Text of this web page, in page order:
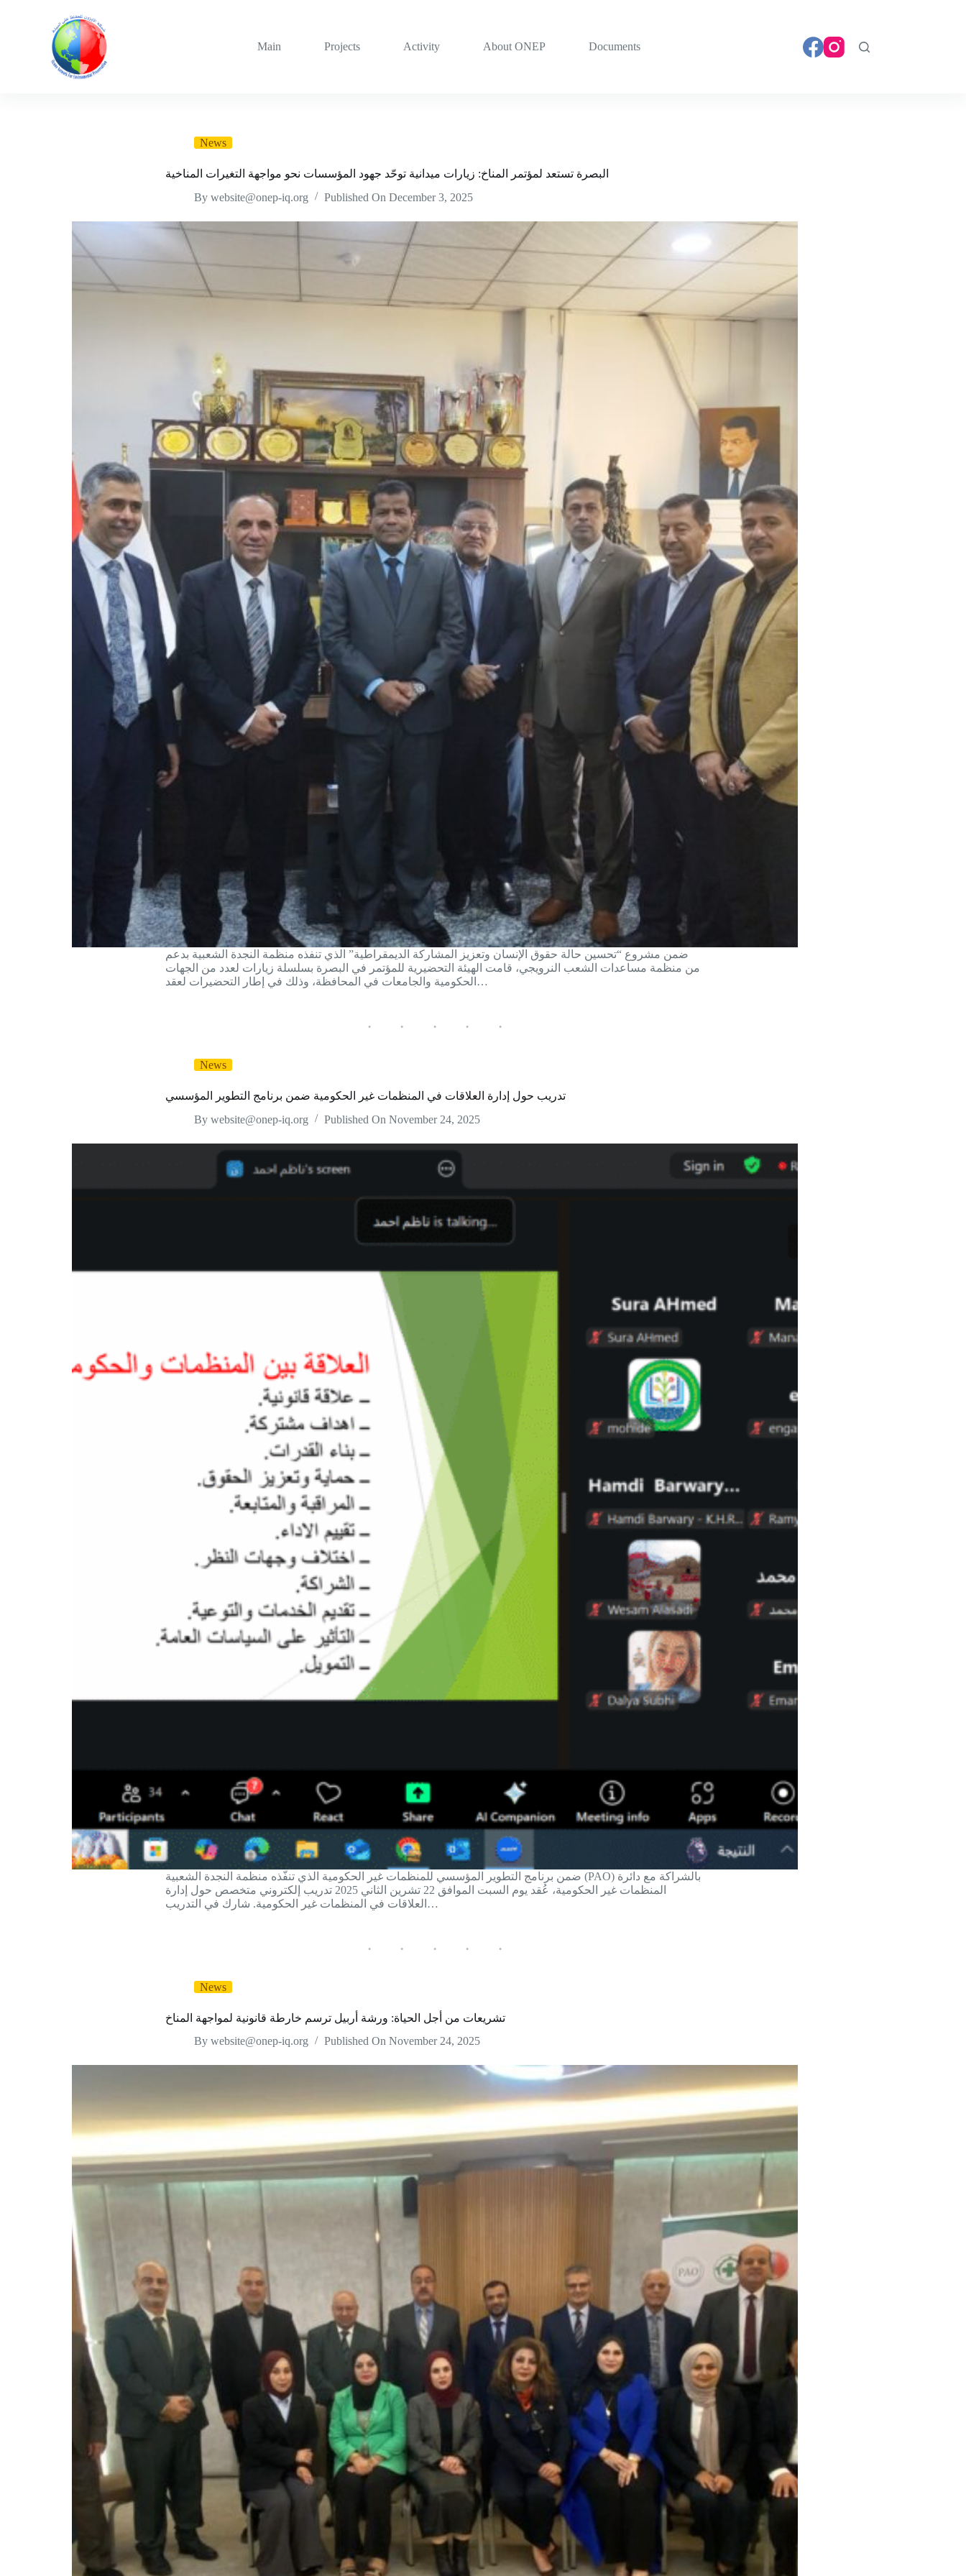
Main
Projects Activity About ONEP Documents
News
البصرة تستعد لمؤتمر المناخ: زيارات ميدانية توحّد جهود المؤسسات نحو مواجهة التغيرات المناخية
By website@onep-iq.org Published On December 3, 2025
ضمن مشروع “تحسين حالة حقوق الإنسان وتعزيز المشاركة الديمقراطية” الذي تنفذه منظمة النجدة الشعبية بدعم
من منظمة مساعدات الشعب النرويجي، قامت الهيئة التحضيرية للمؤتمر في البصرة بسلسلة زيارات لعدد من الجهات
الحكومية والجامعات في المحافظة، وذلك في إطار التحضيرات لعقد…
News
تدريب حول إدارة العلاقات في المنظمات غير الحكومية ضمن برنامج التطوير المؤسسي
By website@onep-iq.org Published On November 24, 2025
ضمن برنامج التطوير المؤسسي للمنظمات غير الحكومية الذي تنفّذه منظمة النجدة الشعبية (PAO) بالشراكة مع دائرة
المنظمات غير الحكومية، عُقد يوم السبت الموافق 22 تشرين الثاني 2025 تدريب إلكتروني متخصص حول إدارة
العلاقات في المنظمات غير الحكومية. شارك في التدريب…
News
تشريعات من أجل الحياة: ورشة أربيل ترسم خارطة قانونية لمواجهة المناخ
By website@onep-iq.org Published On November 24, 2025